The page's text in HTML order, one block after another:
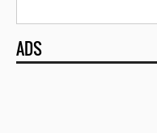
ADS